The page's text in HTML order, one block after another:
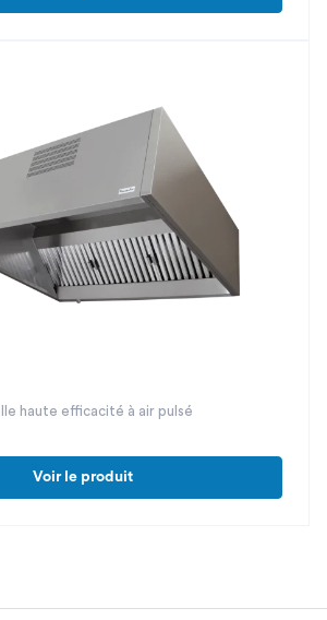
haute efficacité à air pulsé
Voir le produit